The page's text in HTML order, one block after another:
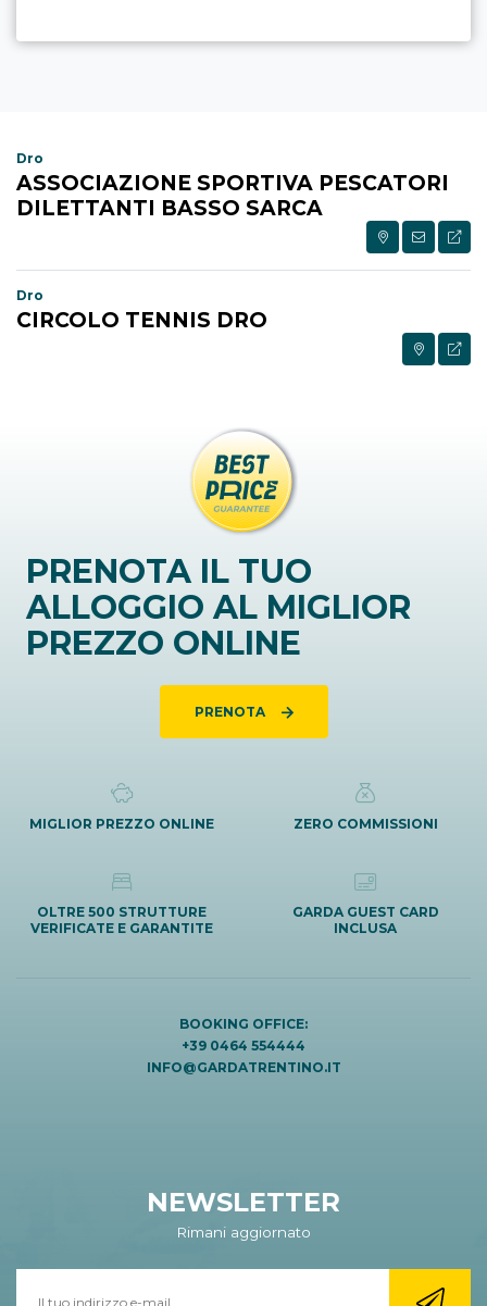
Dro
ASSOCIAZIONE SPORTIVA PESCATORI
DILETTANTI BASSO SARCA
Dro
CIRCOLO TENNIS DRO
PRENOTA IL TUO
ALLOGGIO AL MIGLIOR
PREZZO ONLINE
PRENOTA
MIGLIOR PREZZO ONLINE ZERO COMMISSIONI
OLTRE 500 STRUTTURE
VERIFICATE E GARANTITE
GARDA GUEST CARD
INCLUSA
BOOKING OFFICE:
+39 0464 554444
INFO@GARDATRENTINO.IT
NEWSLETTER
Rimani aggiornato